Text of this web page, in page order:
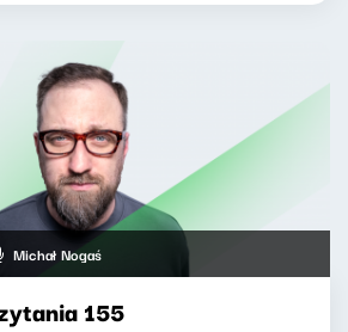
Michał Nogaś
155